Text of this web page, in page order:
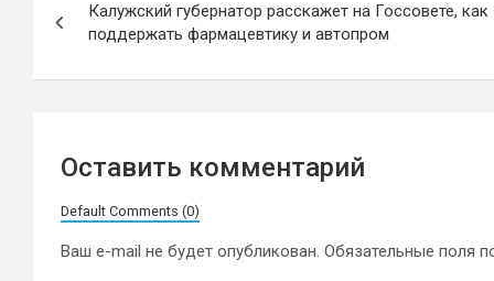
по
записям
Калужский губернатор расскажет на Госсовете, как
поддержать фармацевтику и автопром
Оставить комментарий
Default Comments (0)
Ваш e-mail не будет опубликован. Обязательные поля